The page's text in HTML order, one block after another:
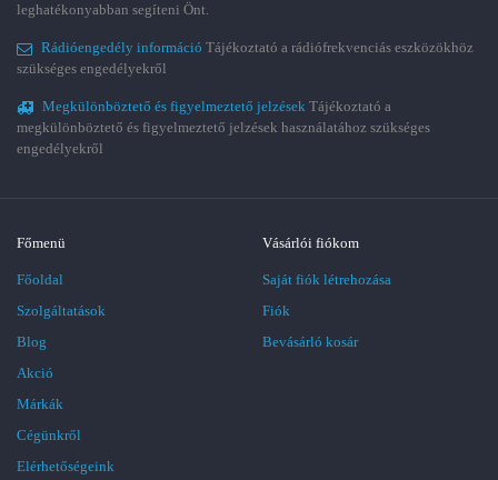
leghatékonyabban segíteni Önt.
Rádióengedély információ Tájékoztató a rádiófrekvenciás eszközökhöz
szükséges engedélyekről
Megkülönböztető és figyelmeztető jelzések Tájékoztató a
megkülönböztető és figyelmeztető jelzések használatához szükséges
engedélyekről
Főmenü
Főoldal
Szolgáltatások
Blog
Akció
Márkák
Cégünkről
Elérhetőségeink
Vásárlói fiókom
Saját fiók létrehozása
Fiók
Bevásárló kosár